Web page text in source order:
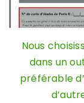
Nous
dans un
préférable